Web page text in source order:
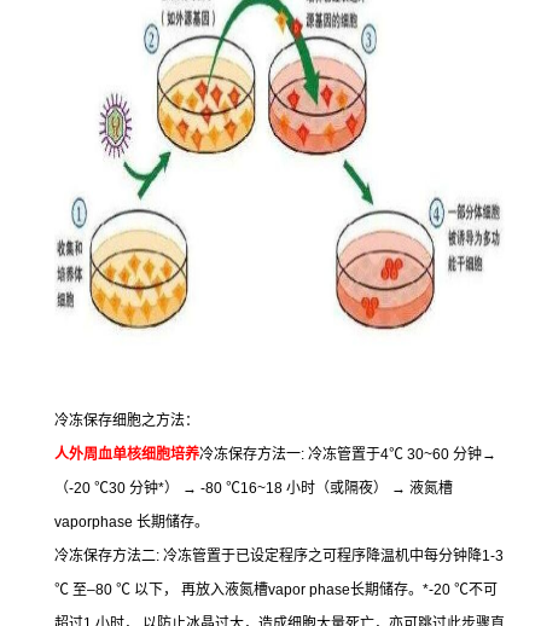
冷冻保存细胞之方法：
人外周血单核细胞培养冷冻保存方法一: 冷冻管置于4℃ 30~60 分钟→
（-20 ℃30 分钟*） → -80 ℃16~18 小时（或隔夜） → 液氮槽
vaporphase 长期储存。
冷冻保存方法二: 冷冻管置于已设定程序之可程序降温机中每分钟降1-3
℃ 至–80 ℃ 以下， 再放入液氮槽vapor phase长期储存。 *-20 ℃不可